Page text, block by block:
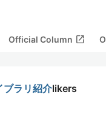
Official Column open_in_new
ラリ紹介likers